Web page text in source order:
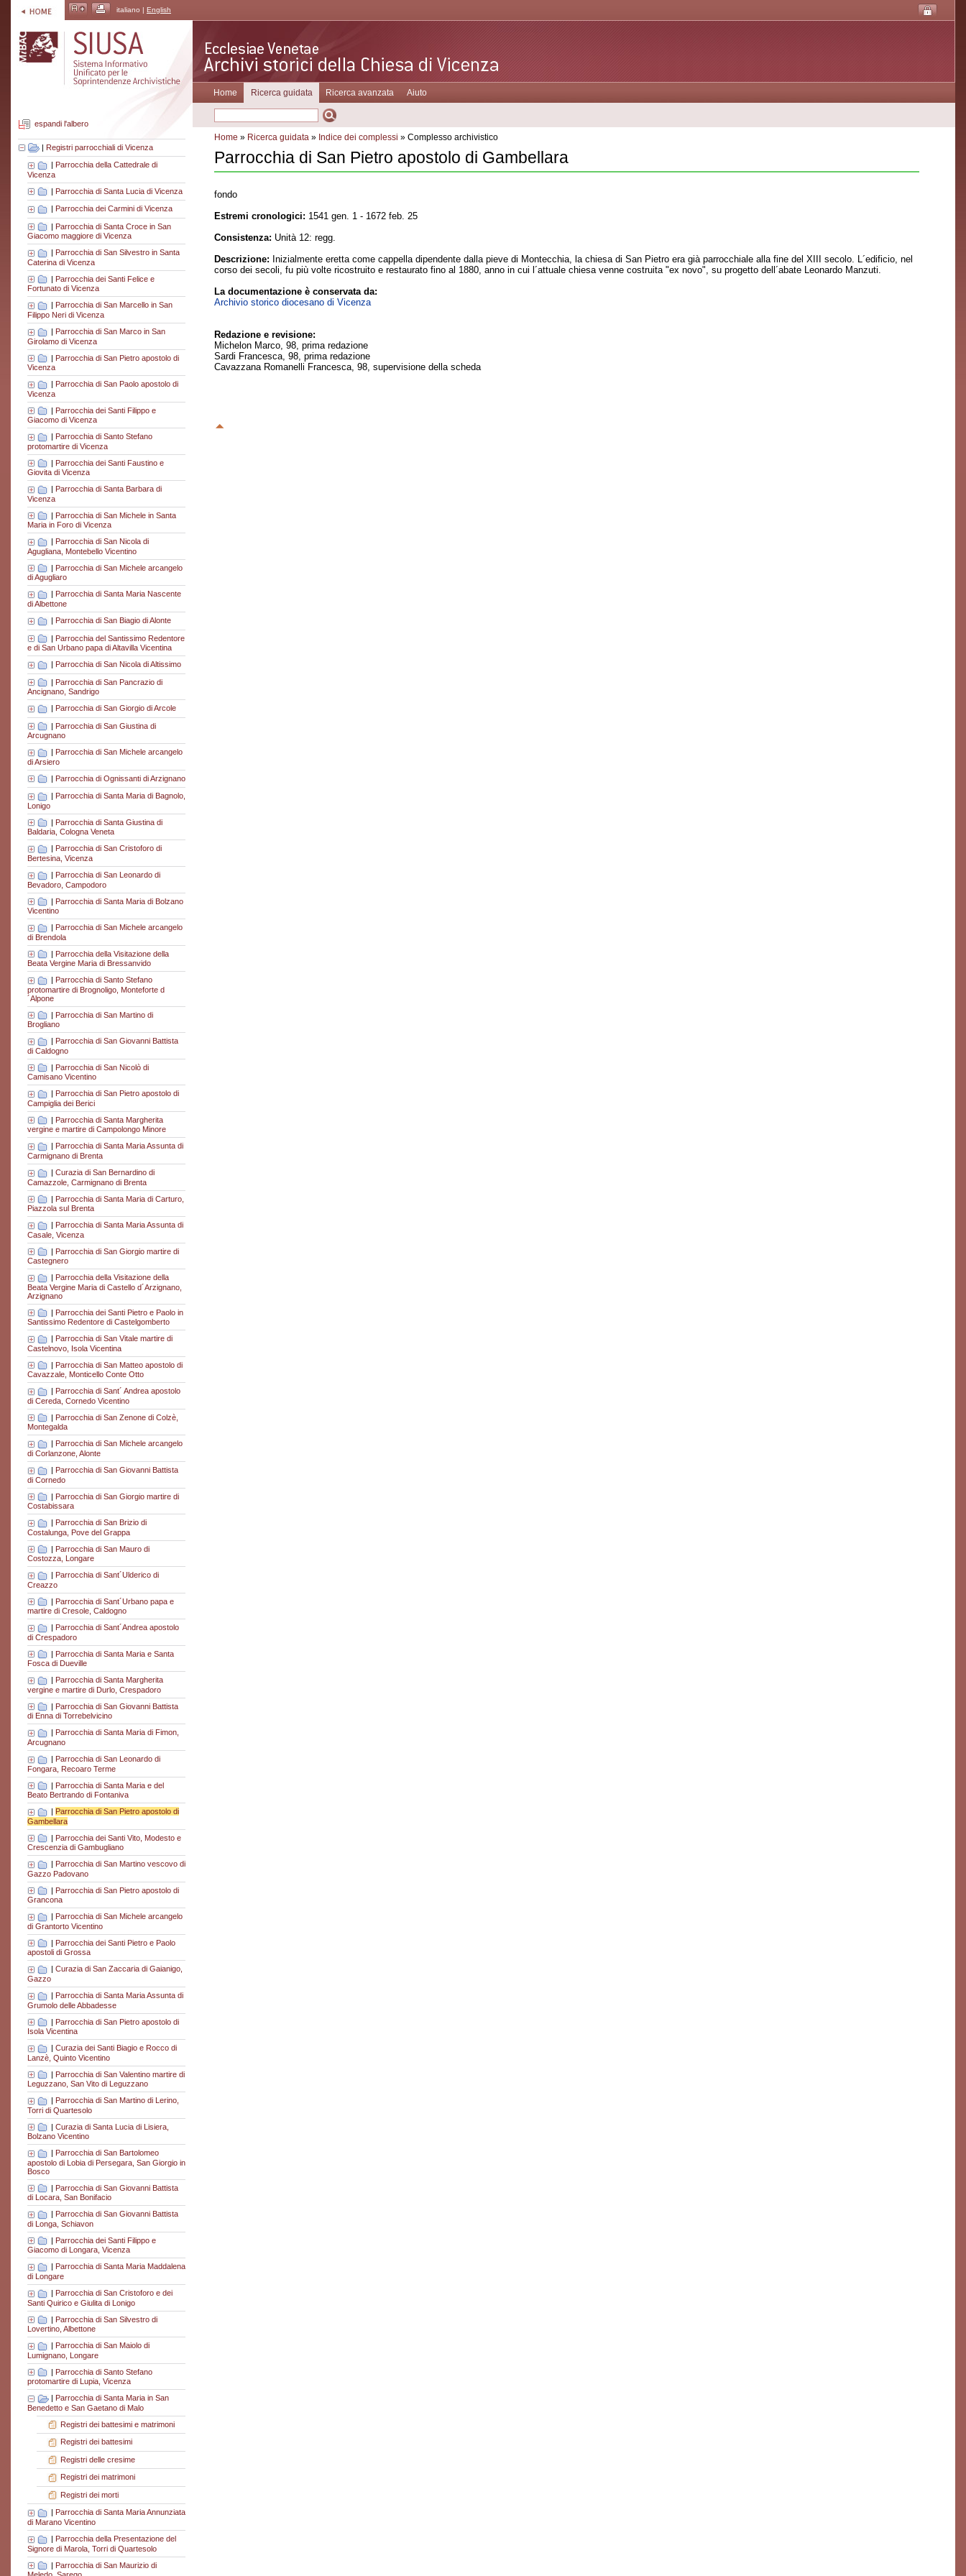
italiano | English
espandi l'albero
| Registri parrocchiali di Vicenza
| Parrocchia della Cattedrale di
Vicenza
| Parrocchia di Santa Lucia di Vicenza
Parrocchia dei Carmini di Vicenza
| Parrocchia di Santa Croce in San
Giacomo maggiore di Vicenza
Parrocchia di San Silvestro in Santa
Caterina di Vicenza
| Parrocchia dei Santi Felice e
Fortunato di Vicenza
Parrocchia di San Marcello in San
Filippo Neri di Vicenza
| Parrocchia di San Marco in San
Girolamo di Vicenza
| Parrocchia di San Pietro apostolo di
Vicenza
| Parrocchia di San Paolo apostolo di
Vicenza
| Parrocchia dei Santi Filippo e
Giacomo di Vicenza
| Parrocchia di Santo Stefano
protomartire di Vicenza
| Parrocchia dei Santi Faustino e
Giovita di Vicenza
Parrocchia di Santa Barbara di
Vicenza
| Parrocchia di San Michele in Santa
Maria in Foro di Vicenza
Parrocchia di San Nicola di
Agugliana, Montebello Vicentino
| Parrocchia di San Michele arcangelo
di Agugliaro
Parrocchia di Santa Maria Nascente
di Albettone
| Parrocchia di San Biagio di Alonte
| Parrocchia del Santissimo Redentore
e di San Urbano papa di Altavilla Vicentina
| Parrocchia di San Nicola di Altissimo
| Parrocchia di San Pancrazio di
Ancignano, Sandrigo
| Parrocchia di San Giorgio di Arcole
| Parrocchia di San Giustina di
Arcugnano
Parrocchia di San Michele arcangelo
di Arsiero
| Parrocchia di Ognissanti di Arzignano
Parrocchia di Santa Maria di Bagnolo,
Lonigo
| Parrocchia di Santa Giustina di
Baldaria, Cologna Veneta
Parrocchia di San Cristoforo di
Bertesina, Vicenza
| Parrocchia di San Leonardo di
Bevadoro, Campodoro
| Parrocchia di Santa Maria di Bolzano
Vicentino
| Parrocchia di San Michele arcangelo
di Brendola
| Parrocchia della Visitazione della
Beata Vergine Maria di Bressanvido
| Parrocchia di Santo Stefano
protomartire di Brognoligo, Monteforte d
´Alpone
| Parrocchia di San Martino di
Brogliano
Parrocchia di San Giovanni Battista
di Caldogno
| Parrocchia di San Nicolò di
Camisano Vicentino
Parrocchia di San Pietro apostolo di
Campiglia dei Berici
| Parrocchia di Santa Margherita
vergine e martire di Campolongo Minore
Parrocchia di Santa Maria Assunta di
Carmignano di Brenta
| Curazia di San Bernardino di
Camazzole, Carmignano di Brenta
| Parrocchia di Santa Maria di Carturo,
Piazzola sul Brenta
| Parrocchia di Santa Maria Assunta di
Casale, Vicenza
| Parrocchia di San Giorgio martire di
Castegnero
| Parrocchia della Visitazione della
Beata Vergine Maria di Castello d´Arzignano,
Arzignano
| Parrocchia dei Santi Pietro e Paolo in
Santissimo Redentore di Castelgomberto
Parrocchia di San Vitale martire di
Castelnovo, Isola Vicentina
| Parrocchia di San Matteo apostolo di
Cavazzale, Monticello Conte Otto
Parrocchia di Sant´ Andrea apostolo
di Cereda, Cornedo Vicentino
| Parrocchia di San Zenone di Colzè,
Montegalda
Parrocchia di San Michele arcangelo
di Corlanzone, Alonte
| Parrocchia di San Giovanni Battista
di Cornedo
| Parrocchia di San Giorgio martire di
Costabissara
| Parrocchia di San Brizio di
Costalunga, Pove del Grappa
| Parrocchia di San Mauro di
Costozza, Longare
Parrocchia di Sant´Ulderico di
Creazzo
| Parrocchia di Sant´Urbano papa e
martire di Cresole, Caldogno
Parrocchia di Sant´Andrea apostolo
di Crespadoro
| Parrocchia di Santa Maria e Santa
Fosca di Dueville
Parrocchia di Santa Margherita
vergine e martire di Durlo, Crespadoro
| Parrocchia di San Giovanni Battista
di Enna di Torrebelvicino
Parrocchia di Santa Maria di Fimon,
Arcugnano
| Parrocchia di San Leonardo di
Fongara, Recoaro Terme
| Parrocchia di Santa Maria e del
Beato Bertrando di Fontaniva
| Parrocchia di San Pietro apostolo di
Gambellara
| Parrocchia dei Santi Vito, Modesto e
Crescenzia di Gambugliano
Parrocchia di San Martino vescovo di
Gazzo Padovano
| Parrocchia di San Pietro apostolo di
Grancona
Parrocchia di San Michele arcangelo
di Grantorto Vicentino
| Parrocchia dei Santi Pietro e Paolo
apostoli di Grossa
Curazia di San Zaccaria di Gaianigo,
Gazzo
| Parrocchia di Santa Maria Assunta di
Grumolo delle Abbadesse
| Parrocchia di San Pietro apostolo di
Isola Vicentina
| Curazia dei Santi Biagio e Rocco di
Lanzè, Quinto Vicentino
| Parrocchia di San Valentino martire di
Leguzzano, San Vito di Leguzzano
| Parrocchia di San Martino di Lerino,
Torri di Quartesolo
| Curazia di Santa Lucia di Lisiera,
Bolzano Vicentino
Parrocchia di San Bartolomeo
apostolo di Lobia di Persegara, San Giorgio in
Bosco
| Parrocchia di San Giovanni Battista
di Locara, San Bonifacio
Parrocchia di San Giovanni Battista
di Longa, Schiavon
| Parrocchia dei Santi Filippo e
Giacomo di Longara, Vicenza
Parrocchia di Santa Maria Maddalena
di Longare
| Parrocchia di San Cristoforo e dei
Santi Quirico e Giulita di Lonigo
| Parrocchia di San Silvestro di
Lovertino, Albettone
| Parrocchia di San Maiolo di
Lumignano, Longare
| Parrocchia di Santo Stefano
protomartire di Lupia, Vicenza
| Parrocchia di Santa Maria in San
Benedetto e San Gaetano di Malo
Registri dei battesimi e matrimoni
Registri dei battesimi
Registri delle cresime
Registri dei matrimoni
Registri dei morti
Parrocchia di Santa Maria Annunziata
di Marano Vicentino
| Parrocchia della Presentazione del
Signore di Marola, Torri di Quartesolo
| Parrocchia di San Maurizio di
Home Ricerca guidata Ricerca avanzata Aiuto
Home » Ricerca guidata » Indice dei complessi » Complesso archivistico
Parrocchia di San Pietro apostolo di Gambellara
fondo
Estremi cronologici: 1541 gen. 1 - 1672 feb. 25
Consistenza: Unità 12: regg.
Descrizione: Inizialmente eretta come cappella dipendente dalla pieve di Montecchia, la chiesa di San Pietro era già parrocchiale alla fine del XIII secolo. L´edificio, nel
corso dei secoli, fu più volte ricostruito e restaurato fino al 1880, anno in cui l´attuale chiesa venne costruita "ex novo", su progetto dell´abate Leonardo Manzuti.
La documentazione è conservata da:
Archivio storico diocesano di Vicenza
Redazione e revisione:
Michelon Marco, 98, prima redazione
Sardi Francesca, 98, prima redazione
Cavazzana Romanelli Francesca, 98, supervisione della scheda